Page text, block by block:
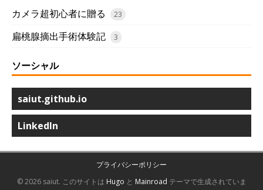
カメラ超初心者に贈る 23
扁桃腺摘出手術体験記 3
ソーシャル
saiut.github.io
LinkedIn
プライバシーポリシー
© 2026 saiut. このサイトは Hugo と Mainroad テーマで生成されていま